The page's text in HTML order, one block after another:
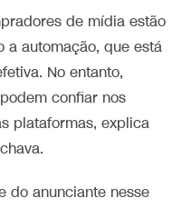
de mídia estão
a automação, que está
No entanto,
confiar nos
plataformas, explica
do anunciante nesse